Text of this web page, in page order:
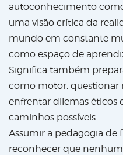
autoconhecimento
uma visão crítica da
mundo em constante
como espaço de
Significa também
como motor, questionar
enfrentar dilemas éticos
caminhos possíveis.
Assumir a pedagogia de
reconhecer que nenhum